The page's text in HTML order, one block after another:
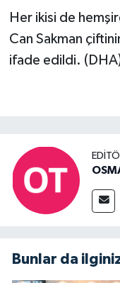
Her ikisi de
Can Sakman
ifade edildi.
Bunlar da